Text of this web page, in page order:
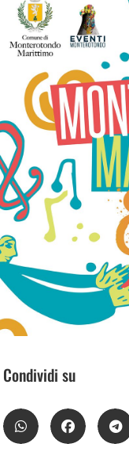
Condividi su